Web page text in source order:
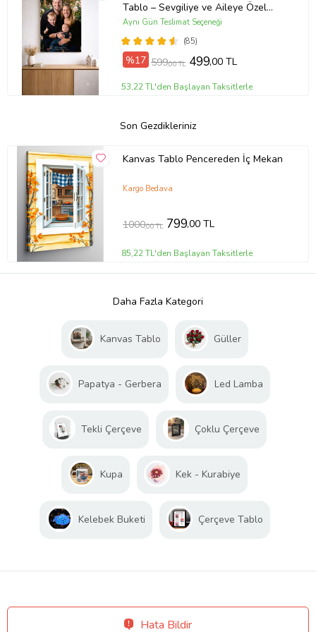
Tablo – Sevgiliye ve Aileye Özel
Hediye (ÇokluRenk)
(85)
Aynı Gün Teslimat Seçeneği
%17 599,00 TL 499,00 TL
53,22 TL'den Başlayan Taksitlerle
Son Gezdikleriniz
Kanvas Tablo Pencereden İç Mekan
Kargo Bedava
1000,00 TL 799,00 TL
85,22 TL'den Başlayan Taksitlerle
Daha Fazla Kategori
Kanvas Tablo Güller
Papatya - Gerbera Led Lamba
Tekli Çerçeve Çoklu Çerçeve
Kupa Kek - Kurabiye
Kelebek Buketi Çerçeve Tablo
Hata Bildir